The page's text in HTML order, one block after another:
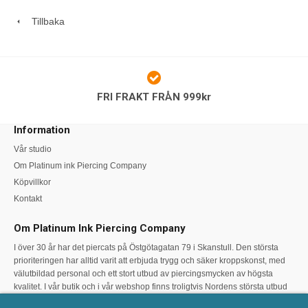
genom ett besök i vår butik, så hjälper vi dig! Det går lika bra
Tillbaka
FRI FRAKT FRÅN 999kr
Information
Vår studio
Om Platinum ink Piercing Company
Köpvillkor
Kontakt
Om Platinum Ink Piercing Company
I över 30 år har det piercats på Östgötagatan 79 i Skanstull. Den största
prioriteringen har alltid varit att erbjuda trygg och säker kroppskonst, med
välutbildad personal och ett stort utbud av piercingsmycken av högsta
kvalitet. I vår butik och i vår webshop finns troligtvis Nordens största utbud